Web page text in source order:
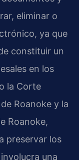
eliminar o
ya que
constituir un
en los
la Corte
Roanoke y la
Roanoke,
preservar los
una